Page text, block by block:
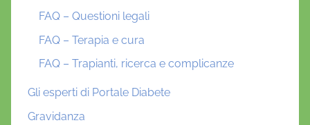
FAQ – Questioni legali
FAQ – Terapia e cura
FAQ – Trapianti, ricerca e complicanze
Gli esperti di Portale Diabete
Gravidanza